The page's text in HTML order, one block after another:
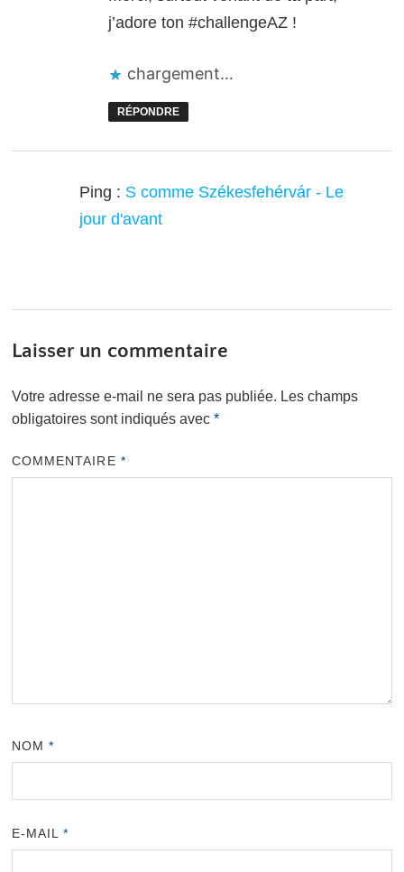
j’adore ton #challengeAZ !
chargement…
RÉPONDRE
Ping : S comme Székesfehérvár - Le
jour d'avant
Laisser un commentaire
Votre adresse e-mail ne sera pas publiée. Les champs
obligatoires sont indiqués avec *
COMMENTAIRE *
NOM*
E-MAIL*